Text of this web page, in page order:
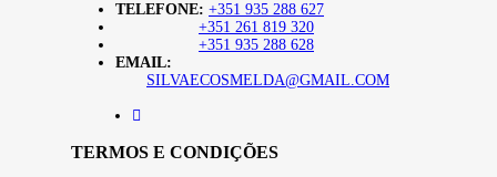
TELEFONE: +351 935 288 627
+351 261 819 320
+351 935 288 628
EMAIL:
SILVAECOSMELDA@GMAIL.COM
TERMOS E CONDIÇÕES